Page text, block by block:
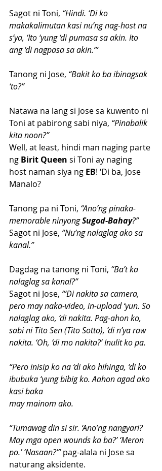
Sagot ni Toni, “Hindi. ‘Di ko
makakalimutan kasi nu’ng nag-host na
s’ya, ‘Ito ‘yung ‘di pumasa sa akin. Ito
ang ‘di nagpasa sa akin.’”
Tanong ni Jose, “Bakit ko ba ibinagsak
‘to?”
Natawa na lang si Jose sa kuwento ni
Toni at pabirong sabi niya, “Pinabalik
kita noon?”
Well, at least, hindi man naging parte
ng Birit Queen si Toni ay naging
host naman siya ng EB! ‘Di ba, Jose
Manalo?
Tanong pa ni Toni, “Ano’ng pinaka-
memorable ninyong Sugod-Bahay?”
Sagot ni Jose, “Nu’ng nalaglag ako sa
kanal.”
Dagdag na tanong ni Toni, “Ba’t ka
nalaglag sa kanal?”
Sagot ni Jose, “‘Di nakita sa camera,
pero may naka-video, in-upload ‘yun. So
nalaglag ako, ‘di nakita. Pag-ahon ko,
sabi ni Tito Sen (Tito Sotto), ‘di n’ya raw
nakita. ‘Oh, ‘di mo nakita?’ Inulit ko pa.
“Pero inisip ko na ‘di ako hihinga, ‘di ko
ibubuka ‘yung bibig ko. Aahon agad ako
kasi baka
may mainom ako.
“Tumawag din si sir. ‘Ano’ng nangyari?
May mga open wounds ka ba?’ ‘Meron
po.’ ‘Nasaan?’” pag-alala ni Jose sa
naturang aksidente.